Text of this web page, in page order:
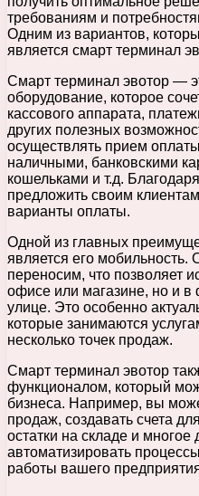
требованиям и
Одним из вариантов,
является смарт терминал
Смарт терминал эвотор —
оборудование, которое
кассового аппарата,
других полезных
осуществлять прием
наличными, банковскими
кошельками и т.д.
предложить своим
варианты оплаты.
Одной из главных
является его мобильность.
переносим, что позволяет
офисе или магазине, но и в
улице. Это особенно
которые занимаются
несколько точек продаж.
Смарт терминал эвотор
функционалом, который
бизнеса. Например, вы
продаж, создавать счета
остатки на складе и
автоматизировать
работы вашего